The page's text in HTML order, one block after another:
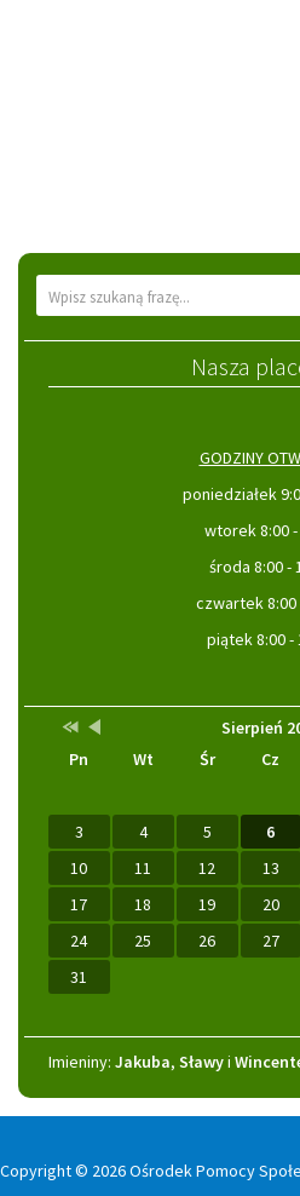
Wyszukiwarka
Nasza
GODZINY
poniedziałek
wtorek 8:00 -
środa 8:00 -
czwartek 8:00
piątek 8:00 -
Kalendarz Lista
wydarzeń
Sierpień
Przestaw
na
Przestaw
na
Pn Wt Śr Cz
3
4 5 6
10
11 12 13
17
18 19 20
24
25 26 27
31
Imieniny
Imieniny: Jakuba, Sławyi
Copyright © 2026 Ośrodek Pomocy